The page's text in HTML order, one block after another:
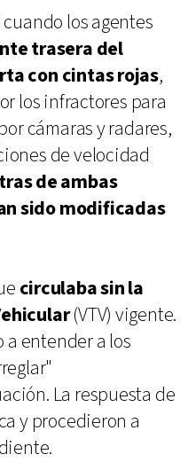
los agentes
trasera del
con cintas rojas,
los infractores para
cámaras y radares,
de velocidad
de ambas
sido modificadas
circulaba sin la
(VTV) vigente.
a entender a los
La respuesta de
y procedieron a